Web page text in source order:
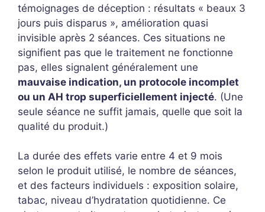
témoignages de déception : résultats « beaux 3
jours puis disparus », amélioration quasi
invisible après 2 séances. Ces situations ne
signifient pas que le traitement ne fonctionne
pas, elles signalent généralement une
mauvaise indication, un protocole incomplet
ou un AH trop superficiellement injecté. (Une
seule séance ne suffit jamais, quelle que soit la
qualité du produit.)
La durée des effets varie entre 4 et 9 mois
selon le produit utilisé, le nombre de séances,
et des facteurs individuels : exposition solaire,
tabac, niveau d’hydratation quotidienne. Ce